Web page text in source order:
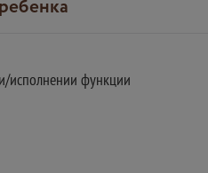
исполнении функции